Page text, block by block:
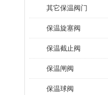
其它保温阀门
保温旋塞阀
保温截止阀
保温闸阀
保温球阀